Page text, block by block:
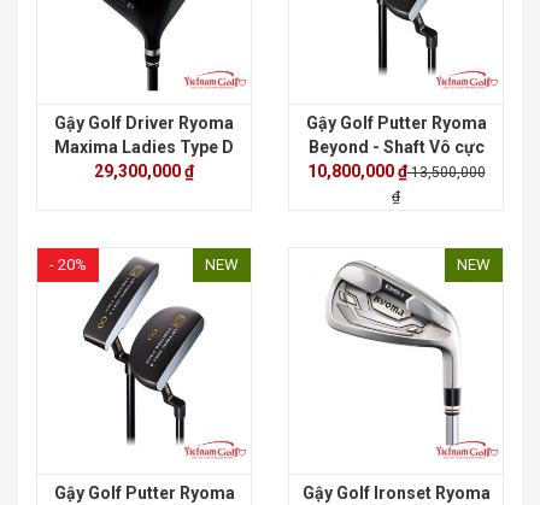
Gậy Golf Driver Ryoma
Maxima Ladies Type D
- Shaft Tour AD
29,300,000 ₫
Gậy Golf Putter Ryoma
Beyond - Shaft Vô cực
10,800,000 ₫13,500,000
₫
- 20% NEW
Gậy Golf Putter Ryoma
NEW
Gậy Golf Ironset Ryoma